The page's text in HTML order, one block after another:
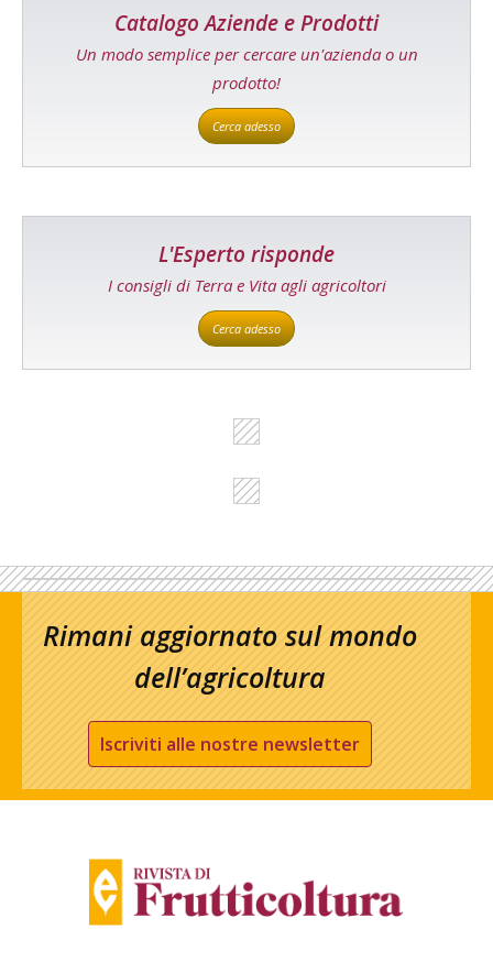
Catalogo Aziende e Prodotti
Un modo semplice per cercare un'azienda o un
prodotto!
Cerca adesso
L'Esperto risponde
I consigli di Terra e Vita agli agricoltori
Cerca adesso
Rimani aggiornato sul mondo
dell’agricoltura
Iscriviti alle nostre newsletter